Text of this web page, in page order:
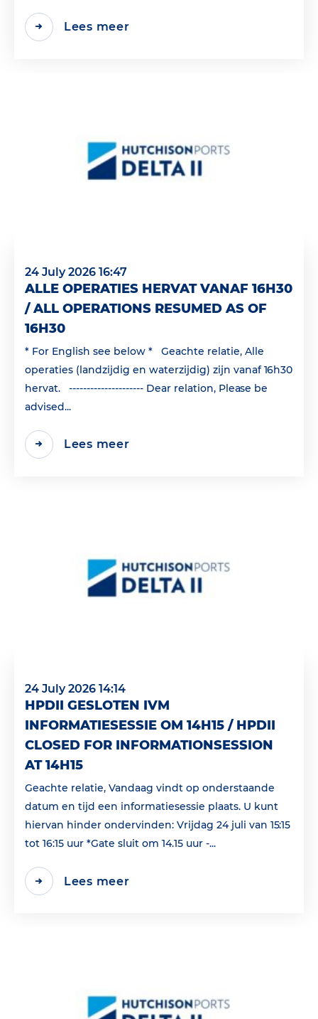
Lees meer
24 July 2026 16:47
ALLE OPERATIES HERVAT VANAF 16H30
/ ALL OPERATIONS RESUMED AS OF
16H30
* For English see below * Geachte relatie, Alle
operaties (landzijdig en waterzijdig) zijn vanaf 16h30
hervat. --------------------- Dear relation, Please be
advised...
Lees meer
24 July 2026 14:14
HPDII GESLOTEN IVM
INFORMATIESESSIE OM 14H15 / HPDII
CLOSED FOR INFORMATIONSESSION
AT 14H15
Geachte relatie, Vandaag vindt op onderstaande
datum en tijd een informatiesessie plaats. U kunt
hiervan hinder ondervinden: Vrijdag 24 juli van 15:15
tot 16:15 uur *Gate sluit om 14.15 uur -...
Lees meer